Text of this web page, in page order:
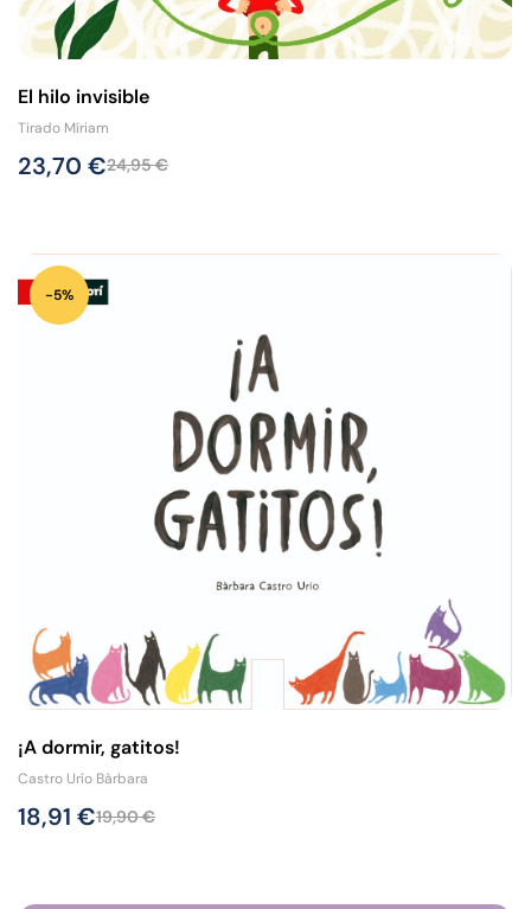
El hilo invisible
Tirado Míriam
24,95€
23,70 €
-5%
¡A dormir, gatitos!
Castro Urío Bàrbara
19,90€
18,91 €